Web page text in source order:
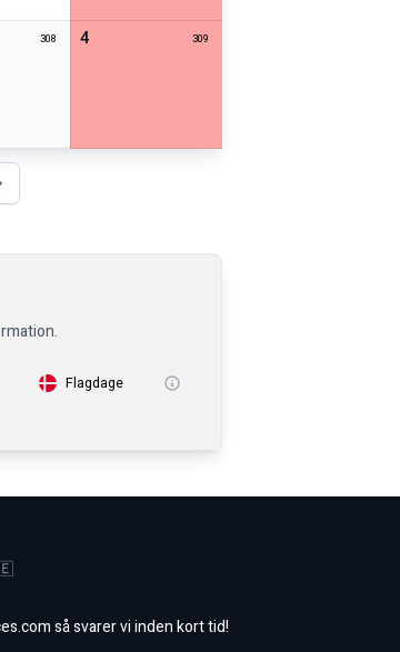
308 4 309
år
Flagdage
så svarer vi inden kort tid!